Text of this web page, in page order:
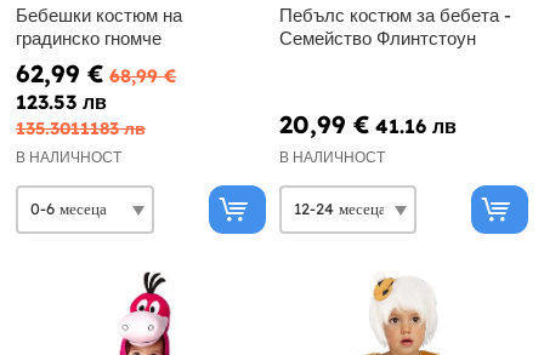
Бебешки костюм на
градинско гномче
62,99 € 68,99 €
123.53 лв
135.3011183 лв
В НАЛИЧНОСТ
Пебълс костюм за бебета -
Семейство Флинтстоун
20,99 € 41.16 лв
В НАЛИЧНОСТ